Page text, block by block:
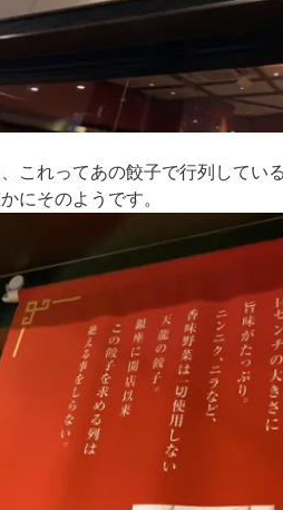
これってあの餃子で行列してい
にそのようです。